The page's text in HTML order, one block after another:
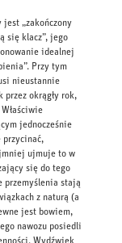
jest „zakończony
się klacz”, jego
idealnej
Przy tym
nieustannie
przez okrągły rok,
jednocześnie
przycinać,
ujmuje to w
się do tego
przemyślenia stają
z naturą (a
jest bowiem,
nawozu posiedli
Wydźwięk